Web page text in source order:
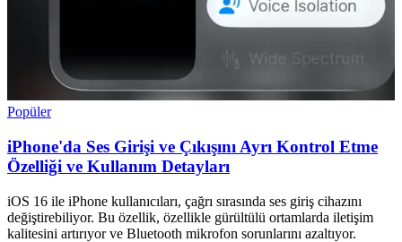
Popüler
iPhone'da Ses Girişi ve Çıkışını Ayrı Kontrol Etme
Özelliği ve Kullanım Detayları
iOS 16 ile iPhone kullanıcıları, çağrı sırasında ses giriş cihazını
değiştirebiliyor. Bu özellik, özellikle gürültülü ortamlarda iletişim
kalitesini artırıyor ve Bluetooth mikrofon sorunlarını azaltıyor.